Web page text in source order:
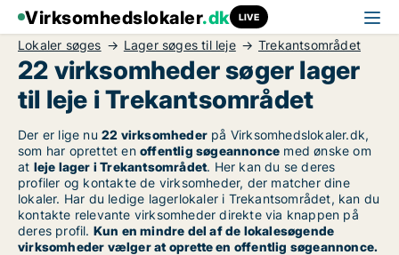
Virksomhedslokaler.dk LIVE
Lokaler søges Lager søges til leje Trekantsområdet
22 virksomheder søger lager
til leje i Trekantsområdet
Der er lige nu 22 virksomheder på Virksomhedslokaler.dk,
som har oprettet en offentlig søgeannonce med ønske om
at leje lager i Trekantsområdet. Her kan du se deres
profiler og kontakte de virksomheder, der matcher dine
lokaler. Har du ledige lagerlokaler i Trekantsområdet, kan du
kontakte relevante virksomheder direkte via knappen på
deres profil. Kun en mindre del af de lokalesøgende
virksomheder vælger at oprette en offentlig søgeannonce.